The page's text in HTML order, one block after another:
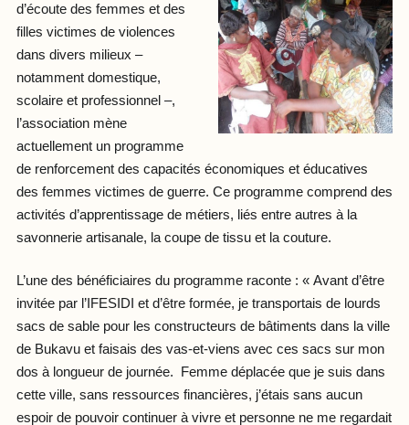
d’écoute des femmes et des
filles victimes de violences
dans divers milieux –
notamment domestique,
scolaire et professionnel –,
l’association mène
actuellement un programme
de renforcement des capacités économiques et éducatives
des femmes victimes de guerre. Ce programme comprend des
activités d’apprentissage de métiers, liés entre autres à la
savonnerie artisanale, la coupe de tissu et la couture.
L’une des bénéficiaires du programme raconte : « Avant d’être
invitée par l’IFESIDI et d’être formée, je transportais de lourds
sacs de sable pour les constructeurs de bâtiments dans la ville
de Bukavu et faisais des vas-et-viens avec ces sacs sur mon
dos à longueur de journée. Femme déplacée que je suis dans
cette ville, sans ressources financières, j’étais sans aucun
espoir de pouvoir continuer à vivre et personne ne me regardait